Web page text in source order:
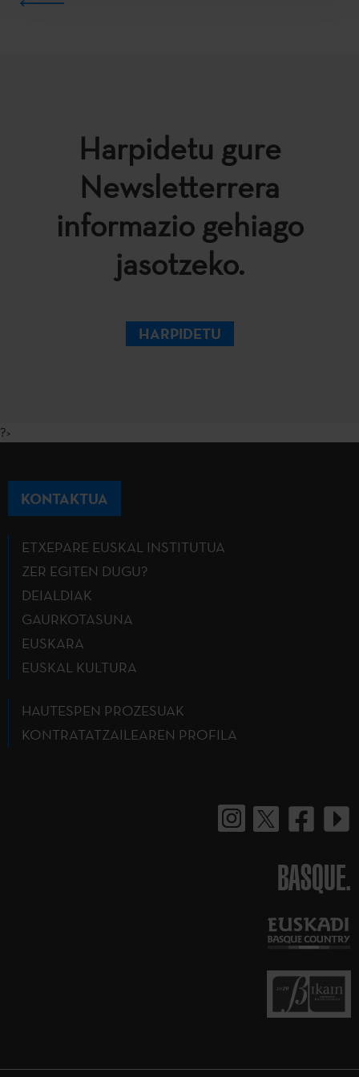
Harpidetu gure
Newsletterrera
informazio gehiago
jasotzeko.
HARPIDETU
?>
KONTAKTUA
ETXEPARE EUSKAL INSTITUTUA
ZER EGITEN DUGU?
DEIALDIAK
GAURKOTASUNA
EUSKARA
EUSKAL KULTURA
HAUTESPEN PROZESUAK
KONTRATATZAILEAREN PROFILA
BASQUE.